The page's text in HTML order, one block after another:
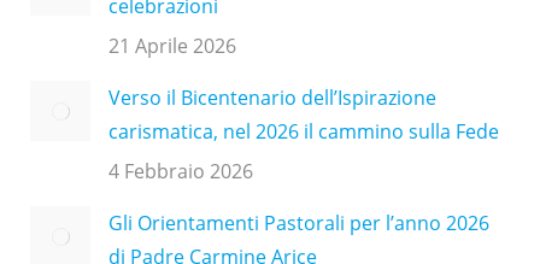
celebrazioni
21 Aprile 2026
Verso il Bicentenario dell’Ispirazione
carismatica, nel 2026 il cammino sulla Fede
4 Febbraio 2026
Gli Orientamenti Pastorali per l’anno 2026
di Padre Carmine Arice